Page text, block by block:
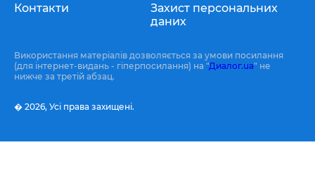
Контакти
Захист персональних
даних
Використання матеріалів дозволяється за умови посилання
(для інтернет-видань - гіперпосилання) на "Диалог.ua" не
нижче за третій абзац.
� 2026, Усі права захищені.